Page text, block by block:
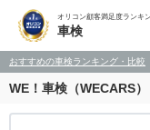
オリコン顧客満足度ランキ
車検
おすすめの車検ランキング・比較
WE！車検（WECARS）